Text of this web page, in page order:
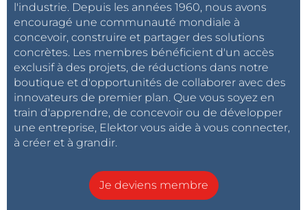
Nous avons ici les bases d'un circuit de détection
tactile. La sortie pourrait être reliée à un compteur. La
différence entre un contact ou l'absence de toucher
peut se déterminer en comptant le nombre
d'impulsions dans un intervalle de temps donné,
disons 100 ms, et en fixant un seuil de comptage.
Une autre approche serait de mesurer la variation de
A ce moment, nous entrons dans la vraie vie en
l'industrie. Depuis les années 1960, nous avons
encouragé une communauté mondiale à
concevoir, construire et partager des solutions
concrètes. Les membres bénéficient d'un accès
exclusif à des projets, de réductions dans notre
boutique et d'opportunités de collaborer avec des
innovateurs de premier plan. Que vous soyez en
train d'apprendre, de concevoir ou de développer
une entreprise, Elektor vous aide à vous connecter,
à créer et à grandir.
Je deviens membre